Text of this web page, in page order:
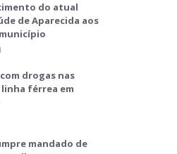
do atual
de Aparecida aos
drogas nas
férrea em
mandado de